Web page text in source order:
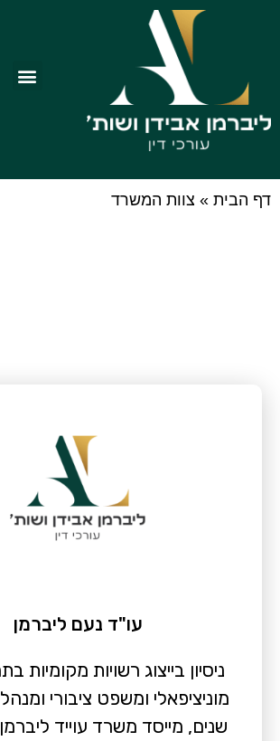
דף הבית » צוות המשרד
עו"ד נעם ליברמן
ניסיון בייצוג רשויות מקומיות
שנים, מייסד משרד עוייד